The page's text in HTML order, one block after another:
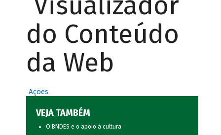
do Conteúdo
da Web
Ações
VEJA TAMBÉM
O BNDES e o apoio à cultura